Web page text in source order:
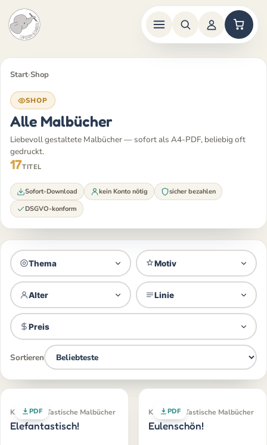
Inhalt
Start›Shop
SHOP
Alle Malbücher
Liebevoll gestaltete Malbücher — sofort als A4-PDF, beliebig oft
gedruckt.
17TITEL
Sofort-Download kein Konto nötig
sicher bezahlen
DSGVO-konform
Thema Motiv
Alter Linie
Preis
Sortieren
PDF
Klassiker · Tastische Malbücher
Elefantastisch!
PDF
Klassiker · Tastische Malbücher
Eulenschön!